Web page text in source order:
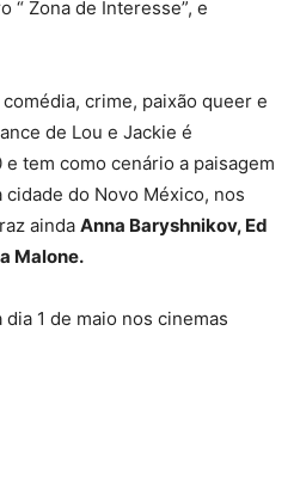
“ Zona de Interesse”, e
crime, paixão queer e
de Lou e Jackie é
tem como cenário a paisagem
do Novo México, nos
ainda Anna Baryshnikov, Ed
Malone.
dia 1 de maio nos cinemas